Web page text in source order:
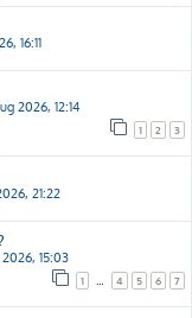
16:11
2026, 12:14
1 2 3
21:22
15:03
1 4 5 6 7